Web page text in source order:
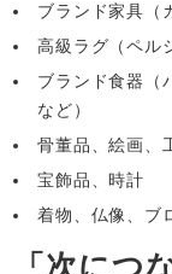
ブランド家具（
高級ラグ（ペル
ブランド食器（
など）
骨董品、絵画、
宝飾品、時計
着物、仏像、ブ